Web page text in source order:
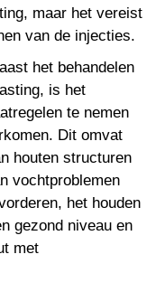
maar het vereist
van de injecties.
het behandelen
is het
te nemen
Dit omvat
houten structuren
vochtproblemen
het houden
gezond niveau en
met